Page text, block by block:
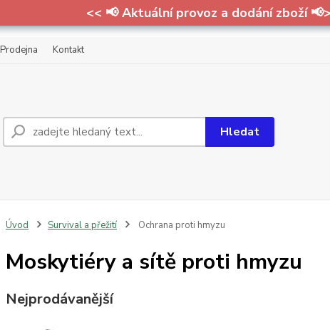
<< 📢 Aktuální provoz a dodání zboží
Prodejna Kontakt
Hledat
Úvod Survival a přežití Ochrana proti hmyzu
Moskytiéry a sítě proti hmyzu
Nejprodávanější